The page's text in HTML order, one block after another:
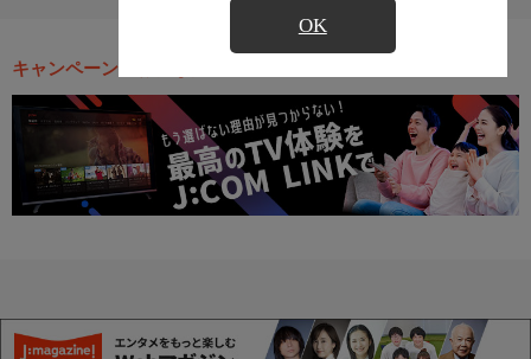
OK
キャンペーン・お得な情報